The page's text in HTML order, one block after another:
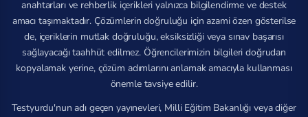
anahtarları ve rehberlik içerikleri yalnızca bilgilendirme ve destek
amacı taşımaktadır. Çözümlerin doğruluğu için azami özen gösterilse
de, içeriklerin mutlak doğruluğu, eksiksizliği veya sınav başarısı
sağlayacağı taahhüt edilmez. Öğrencilerimizin bilgileri doğrudan
kopyalamak yerine, çözüm adımlarını anlamak amacıyla kullanması
önemle tavsiye edilir.
Testyurdu'nun adı geçen yayınevleri, Milli Eğitim Bakanlığı veya diğer